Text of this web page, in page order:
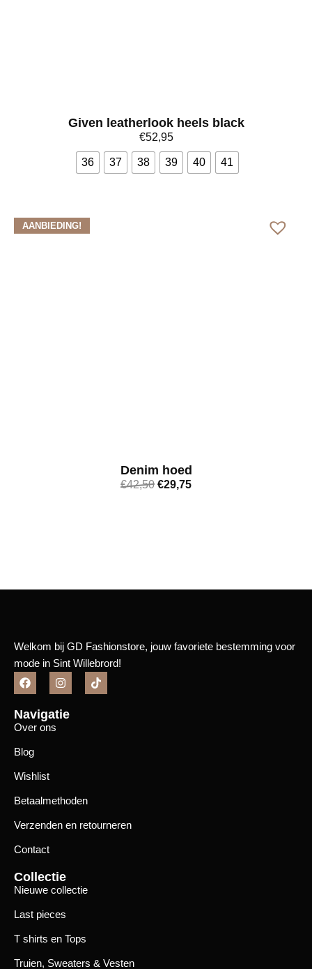
Given leatherlook heels black
€52,95
36 37 38 39 40 41
AANBIEDING!
Denim hoed
€42,50 €29,75
Welkom bij GD Fashionstore, jouw favoriete bestemming voor
mode in Sint Willebrord!
Navigatie
Over ons
Blog
Wishlist
Betaalmethoden
Verzenden en retourneren
Contact
Collectie
Nieuwe collectie
Last pieces
T shirts en Tops
Truien, Sweaters & Vesten